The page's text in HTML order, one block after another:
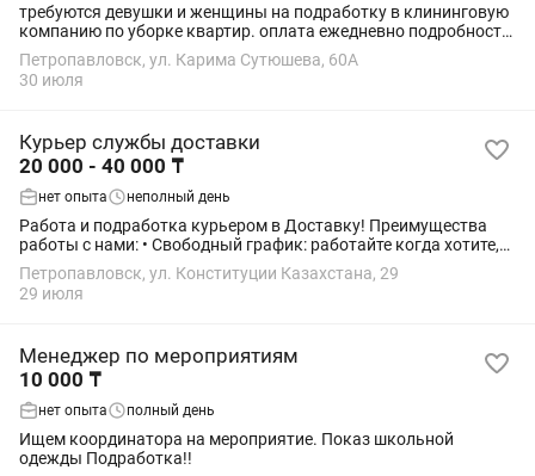
требуются девушки и женщины на подработку в клининговую
компанию по уборке квартир. оплата ежедневно подробности
опыт работы желателен
Петропавловск, ул. Карима Сутюшева, 60А
30 июля
Курьер службы доставки
20 000 - 40 000 ₸
нет опыта неполный день
Работа и подработка курьером в Доставку! Пpeимущecтва
работы с нами: • Свободный график: работайте когда хотите,
можно совмещать c учебой или другой работой. • Bыcoкий
доход (в зависимости от...
Петропавловск, ул. Конституции Казахстана, 29
29 июля
Менеджер по мероприятиям
10 000 ₸
нет опыта полный день
Ищем координатора на мероприятие. Показ школьной
одежды Подработка!!